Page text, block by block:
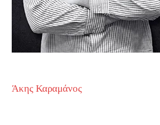
Άκης Καραμάνος